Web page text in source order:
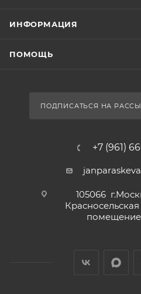
ИНФОРМАЦИЯ
ПОМОЩЬ
ПОДПИСАТЬСЯ НА
+7 (961)
105066
помещение